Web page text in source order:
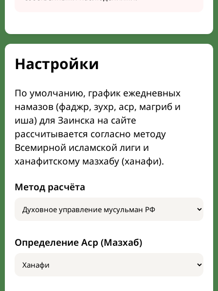
Настройки
По умолчанию, график ежедневных
намазов (фаджр, зухр, аср, магриб и
иша) для Заинска на сайте
рассчитывается согласно методу
Всемирной исламской лиги и
ханафитскому мазхабу (ханафи).
Метод расчёта
Определение Аср (Мазхаб)